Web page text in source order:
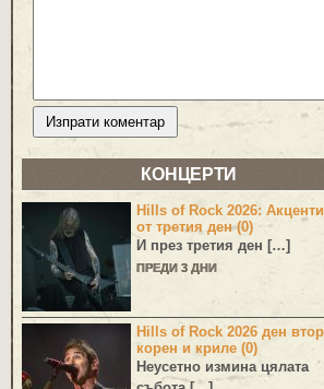
КОНЦЕРТИ
Hills of Rock 2026:
от третия ден (0)
И през третия ден […]
ПРЕДИ 3 ДНИ
Hills of Rock 2026 ден
корен и криле (0)
Неусетно измина цялата